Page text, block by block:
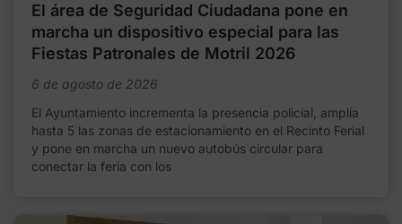
El área de Seguridad Ciudadana pone en
marcha un dispositivo especial para las
Fiestas Patronales de Motril 2026
6 de agosto de 2026
El Ayuntamiento incrementa la presencia policial, amplía
hasta 5 las zonas de estacionamiento en el Recinto Ferial
y pone en marcha un nuevo autobús circular para
conectar la feria con los